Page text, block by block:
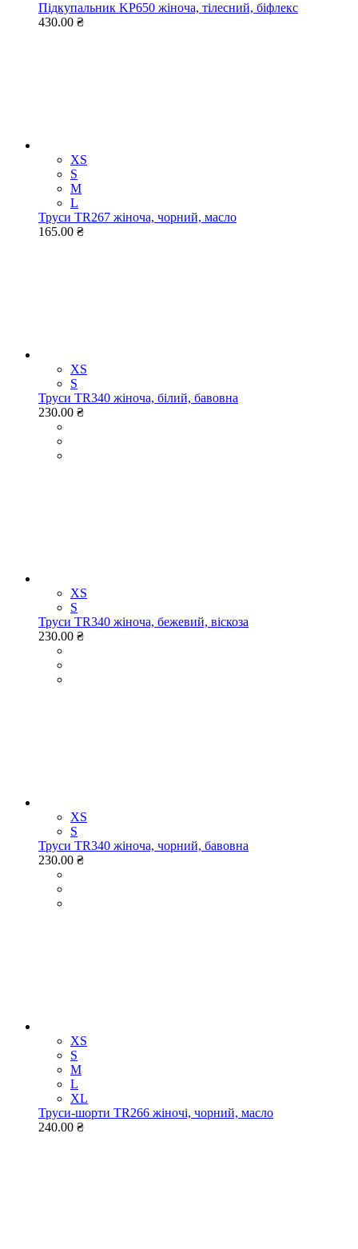
Підкупальник KP650 жіноча, тілесний, біфлекс
430.00 ₴
XS
S
M
L
Труси TR267 жіноча, чорний, масло
165.00 ₴
XS
S
Труси TR340 жіноча, білий, бавовна
230.00 ₴
XS
S
Труси TR340 жіноча, бежевий, віскоза
230.00 ₴
XS
S
Труси TR340 жіноча, чорний, бавовна
230.00 ₴
XS
S
M
L
XL
Труси-шорти TR266 жіночі, чорний, масло
240.00 ₴